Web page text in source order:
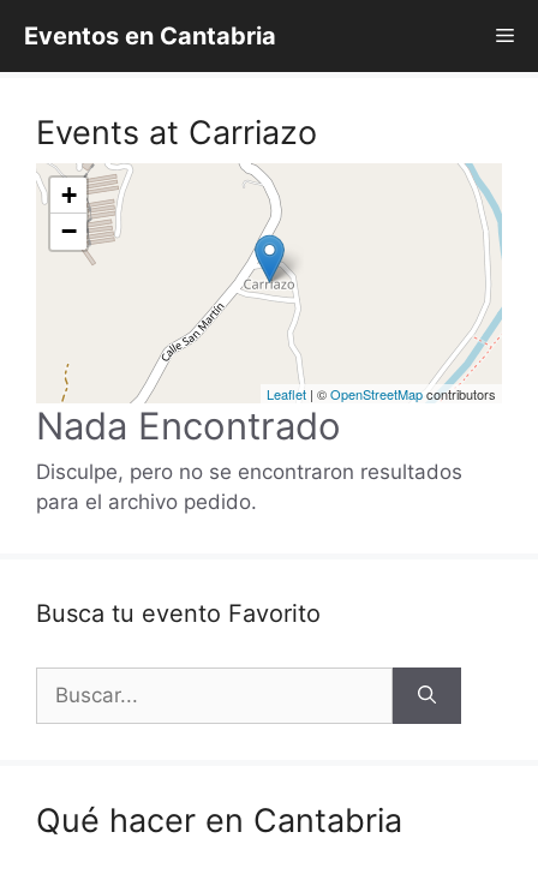
contenido
Eventos en Cantabria
Events at Carriazo
+
−
Leaflet | ©OpenStreetMapcontributors
Nada Encontrado
Disculpe, pero no se encontraron resultados
para el archivo pedido.
Busca tu evento Favorito
Buscar:
Qué hacer en Cantabria